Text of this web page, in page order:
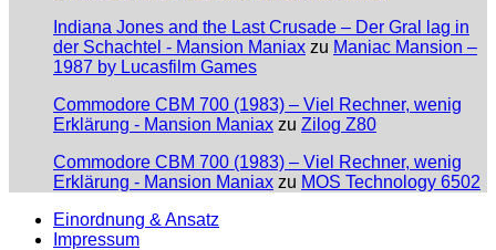
Indiana Jones and the Last Crusade – Der Gral lag in
der Schachtel - Mansion Maniax zu Maniac Mansion –
1987 by Lucasfilm Games
Commodore CBM 700 (1983) – Viel Rechner, wenig
Erklärung - Mansion Maniax zu Zilog Z80
Commodore CBM 700 (1983) – Viel Rechner, wenig
Erklärung - Mansion Maniax zu MOS Technology 6502
Einordnung & Ansatz
Impressum